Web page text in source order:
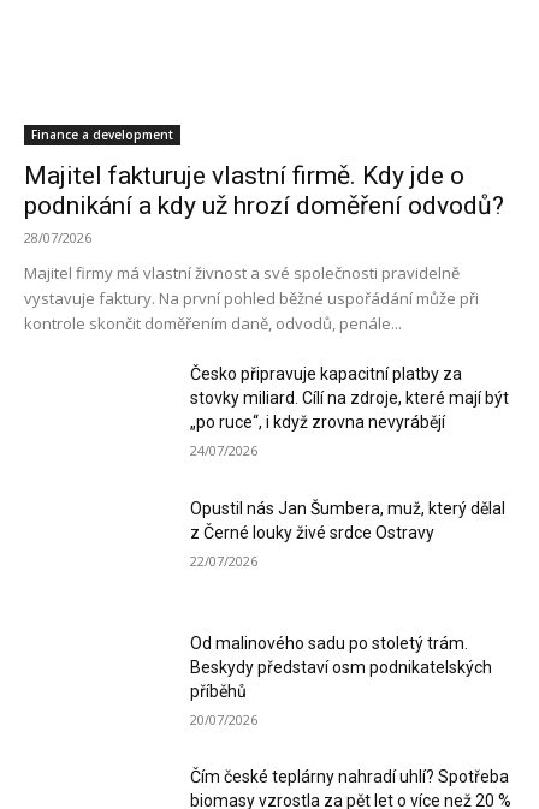
Finance a development
Majitel fakturuje vlastní firmě. Kdy jde o
podnikání a kdy už hrozí doměření odvodů?
28/07/2026
Majitel firmy má vlastní živnost a své společnosti pravidelně
vystavuje faktury. Na první pohled běžné uspořádání může při
kontrole skončit doměřením daně, odvodů, penále...
Česko připravuje kapacitní platby za
stovky miliard. Cílí na zdroje, které mají být
„po ruce“, i když zrovna nevyrábějí
24/07/2026
Opustil nás Jan Šumbera, muž, který dělal
z Černé louky živé srdce Ostravy
22/07/2026
Od malinového sadu po stoletý trám.
Beskydy představí osm podnikatelských
příběhů
20/07/2026
Čím české teplárny nahradí uhlí? Spotřeba
biomasy vzrostla za pět let o více než 20 %